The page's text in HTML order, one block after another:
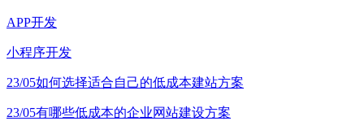
APP开发
小程序开发
23/05如何选择适合自己的低成本建站方案
23/05有哪些低成本的企业网站建设方案